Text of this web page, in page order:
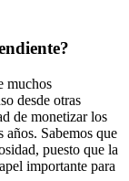
muchos
desde otras
de monetizar los
Sabemos que
puesto que la
importante para